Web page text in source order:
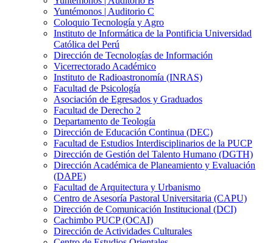
Yuntémonos | Auditorio C
Coloquio Tecnología y Agro
Instituto de Informática de la Pontificia Universidad
Católica del Perú
Dirección de Tecnologías de Información
Vicerrectorado Académico
Instituto de Radioastronomía (INRAS)
Facultad de Psicología
Asociación de Egresados y Graduados
Facultad de Derecho 2
Departamento de Teología
Dirección de Educación Continua (DEC)
Facultad de Estudios Interdisciplinarios de la PUCP
Dirección de Gestión del Talento Humano (DGTH)
Dirección Académica de Planeamiento y Evaluación
(DAPE)
Facultad de Arquitectura y Urbanismo
Centro de Asesoría Pastoral Universitaria (CAPU)
Dirección de Comunicación Institucional (DCI)
Cachimbo PUCP (OCAI)
Dirección de Actividades Culturales